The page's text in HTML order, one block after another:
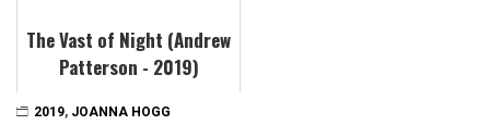
The Vast of Night (Andrew
Patterson - 2019)
2019, JOANNA HOGG